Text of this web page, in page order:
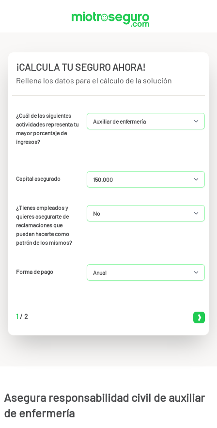
Asegura responsabilidad civil de auxiliar
de enfermería
¡CALCULA TU SEGURO AHORA!
Rellena los datos para el cálculo de la solución
¿Cuál de las siguientes
actividades representa tu
mayor porcentaje de
ingresos?
Capital asegurado
¿Tienes empleados y
quieres asegurarte de
reclamaciones que
puedan hacerte como
patrón de los mismos?
Forma de pago
1/ 2